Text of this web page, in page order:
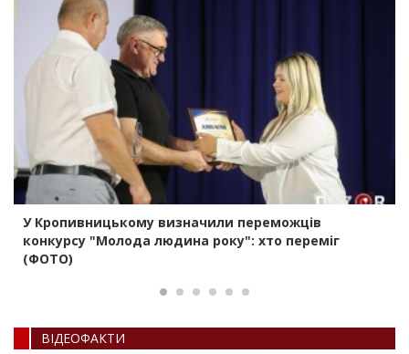
У Кропивницькому визначили переможців
конкурсу "Молода людина року": хто переміг
(ФОТО)
ВIДЕОФАКТИ